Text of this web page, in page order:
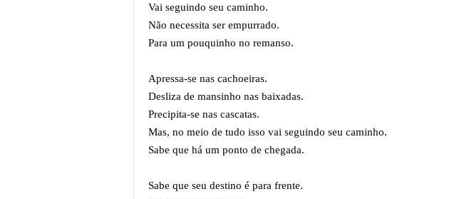
Vai seguindo seu caminho.
Não necessita ser empurrado.
Para um pouquinho no remanso.
Apressa-se nas cachoeiras.
Desliza de mansinho nas baixadas.
Precipita-se nas cascatas.
Mas, no meio de tudo isso vai seguindo seu caminho.
Sabe que há um ponto de chegada.
Sabe que seu destino é para frente.